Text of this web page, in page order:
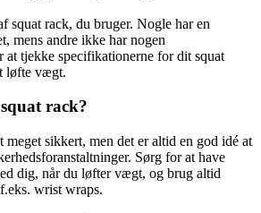
squat rack, du bruger. Nogle har en
mens andre ikke har nogen
at tjekke specifikationerne for dit squat
løfte vægt.
rack?
meget sikkert, men det er altid en god idé at
Sørg for at have
dig, når du løfter vægt, og brug altid
wrist wraps.